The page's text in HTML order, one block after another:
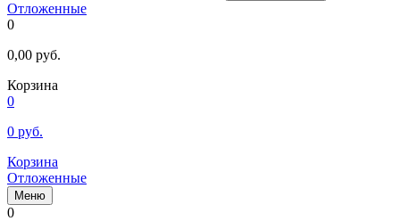
Отложенные
0
0,00 руб.
Корзина
0
0 руб.
Корзина
Отложенные
Меню
0